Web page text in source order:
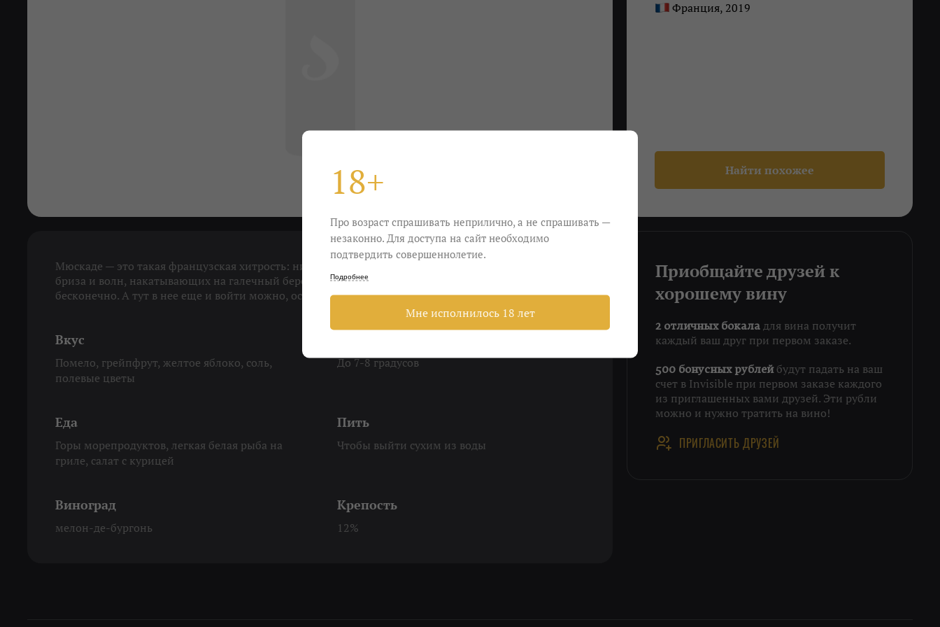
Франция, 2019
Найти похожее
Мюскаде — это такая французская хитрость: никогда не надоедает! В нем есть ощущение морского
бриза и волн, накатывающих на галечный берег. А на воду, как известно, можно смотреть
бесконечно. А тут в нее еще и войти можно, оставшись сухим! Чудеса да и только.
Вкус
Помело, грейпфрут, желтое яблоко, соль,
полевые цветы
До 7-8 градусов
Еда
Горы морепродуктов, легкая белая рыба на
гриле, салат с курицей
Пить
Чтобы выйти сухим из воды
Виноград
мелон-де-бургонь
Крепость
12%
Приобщайте друзей к
хорошему вину
2 отличных бокала для вина получит
каждый ваш друг при первом заказе.
500 бонусных рублейбудут падать на ваш
счет в Invisible при первом заказе каждого
из приглашенных вами друзей. Эти рубли
можно и нужно тратить на вино!
ПРИГЛАСИТЬ ДРУЗЕЙ
18+
Про возраст спрашивать неприлично, а не спрашивать —
незаконно. Для доступа на сайт необходимо
подтвердить совершеннолетие.
Подробнее
Мне исполнилось 18 лет